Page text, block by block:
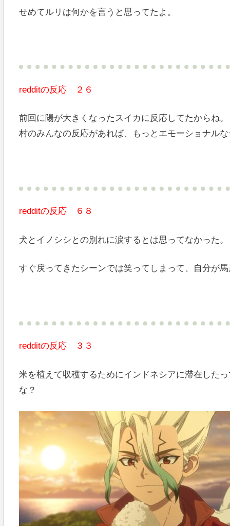
せめてルリは何かを言うと思ってたよ。
redditの反応 ２６
前回に陽が大きくなったスイカに反応してたからね
村のみんなの反応があれば、もっとエモーショナル
redditの反応 ６８
犬とイノシシとの別れに涙するとは思ってなかった。
すぐ戻ってきたシーンでは笑ってしまって、自分が
redditの反応 ３３
米を植えて収穫するためにインドネシアに滞在した
な？